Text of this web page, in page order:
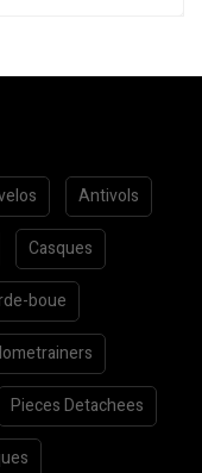
Antivols
Casques
boue
Pieces Detachees